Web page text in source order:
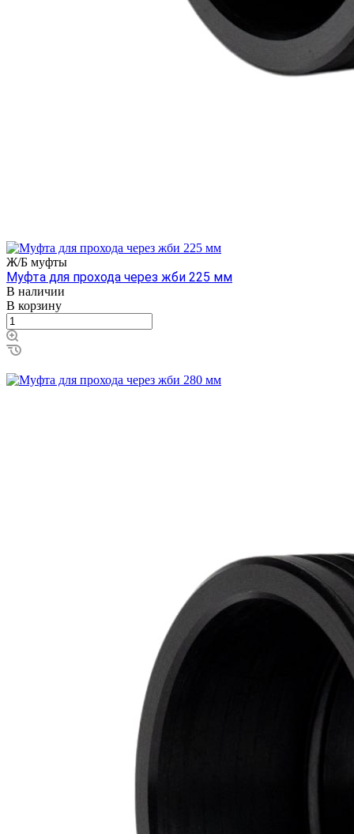
Ж/Б муфты
Муфта для прохода через жби 225 мм
В наличии
В корзину